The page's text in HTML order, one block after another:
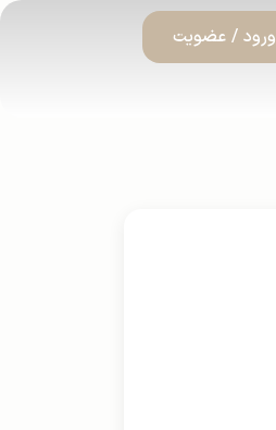
ورود / عضویت